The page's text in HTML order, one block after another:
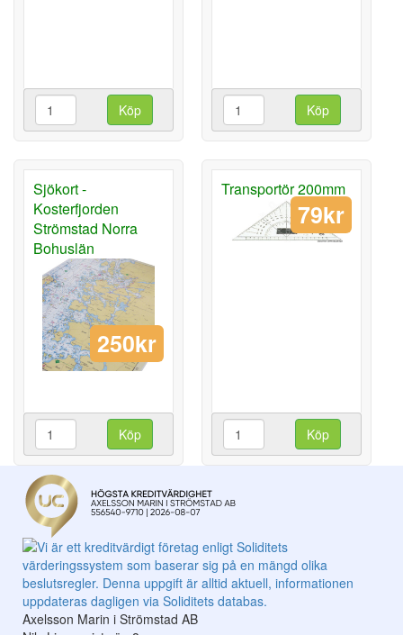
Köp Köp
Sjökort -
Kosterfjorden
Strömstad Norra
Bohuslän
250kr
Köp
Transportör 200mm
79kr
Köp
Axelsson Marin i Strömstad AB